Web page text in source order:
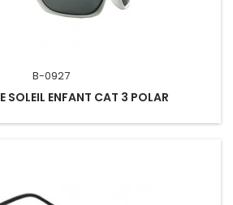
B-0927
SOLEIL ENFANT CAT 3 POLAR